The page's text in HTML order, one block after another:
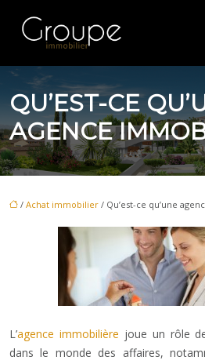
QU’EST-CE
AGENCE
/ Achat immobilier / Qu’est-ce qu’une
L’agence immobilière joue un rôle
dans le monde des affaires,